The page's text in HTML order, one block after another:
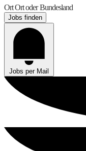
OrtOrt oder Bundesland
Jobs finden
Jobs per Mail